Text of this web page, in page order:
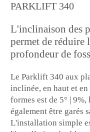
PARKLIFT 340
L'inclinaison des
permet de réduire
profondeur de
Le Parklift 340 aux
inclinée, en haut et
formes est de 5° |
également être garés
L'installation simple